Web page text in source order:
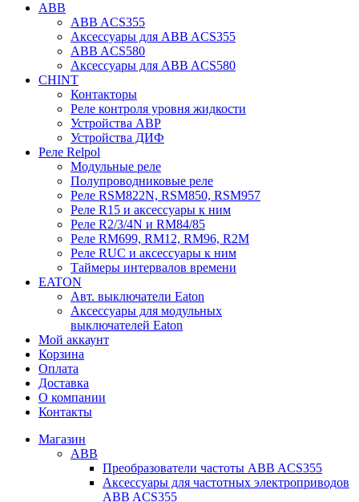
ABB
ABB ACS355
Аксессуары для ABB ACS355
ABB ACS580
Аксессуары для ABB ACS580
CHINT
Контакторы
Реле контроля уровня жидкости
Устройства АВР
Устройства ДИФ
Реле Relpol
Модульные реле
Полупроводниковые реле
Реле RSM822N, RSM850, RSM957
Реле R15 и аксессуары к ним
Реле R2/3/4N и RM84/85
Реле RM699, RM12, RM96, R2M
Реле RUC и аксессуары к ним
Таймеры интервалов времени
EATON
Авт. выключатели Eaton
Аксессуары для модульных
выключателей Eaton
Мой аккаунт
Корзина
Оплата
Доставка
О компании
Контакты
Магазин
ABB
Преобразователи частоты ABB ACS355
Аксессуары для частотных электроприводов
ABB ACS355